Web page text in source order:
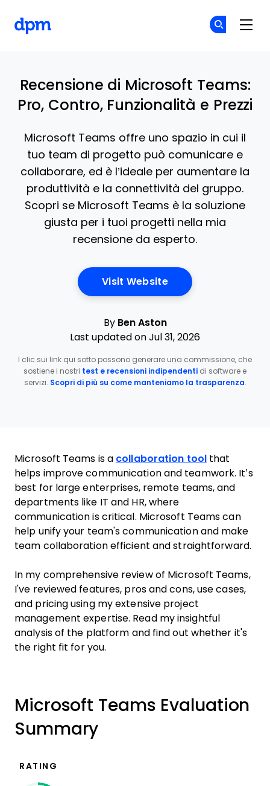
Recensione di Microsoft Teams:
Pro, Contro, Funzionalità e Prezzi
Microsoft Teams offre uno spazio in cui il
tuo team di progetto può comunicare e
collaborare, ed è l’ideale per aumentare la
produttività e la connettività del gruppo.
Scopri se Microsoft Teams è la soluzione
giusta per i tuoi progetti nella mia
recensione da esperto.
Visit WebsiteOpens New Window
By Ben Aston
Last updated on Jul 31, 2026
I clic sui link qui sotto possono generare una commissione, che
sostiene i nostri test e recensioni indipendenti di software e
servizi. Scopri di più su come manteniamo la trasparenza.
Microsoft Teams is a collaboration tool that
helps improve communication and teamwork. It’s
best for large enterprises, remote teams, and
departments like IT and HR, where
communication is critical. Microsoft Teams can
help unify your team's communication and make
team collaboration efficient and straightforward.
In my comprehensive review of Microsoft Teams,
I've reviewed features, pros and cons, use cases,
and pricing using my extensive project
management expertise. Read my insightful
analysis of the platform and find out whether it's
the right fit for you.
Microsoft Teams Evaluation
Summary
RATING